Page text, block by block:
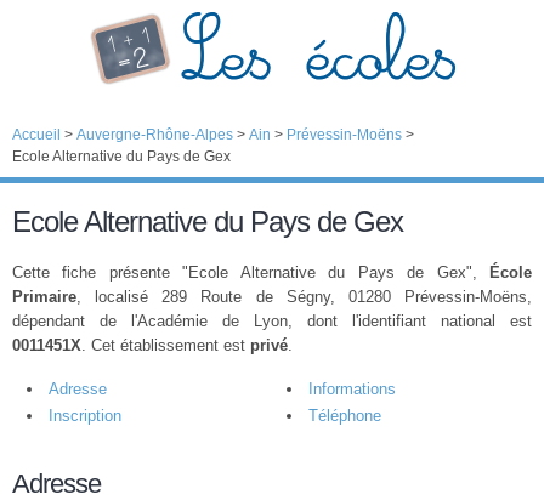
Accueil > Auvergne-Rhône-Alpes > Ain > Prévessin-Moëns >
Ecole Alternative du Pays de Gex
Ecole Alternative du Pays de Gex
Cette fiche présente "Ecole Alternative du Pays de Gex",
École
Primaire, localisé 289 Route de Ségny, 01280 Prévessin-Moëns,
dépendant de l'Académie de Lyon, dont l'identifiant national est
0011451X. Cet établissement est privé.
Adresse
Informations
Inscription
Téléphone
Adresse